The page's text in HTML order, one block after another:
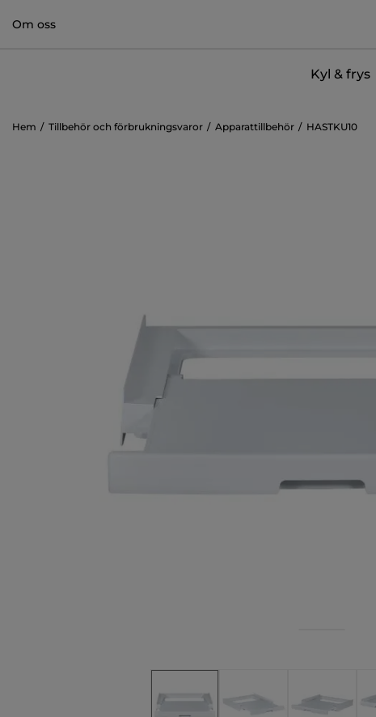
Om oss
Kyl & frys
Hem Tillbehör och förbrukningsvaror Apparattillbehör HASTKU10